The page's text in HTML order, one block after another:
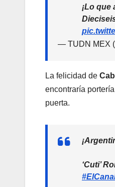
¡Lo que
— TUDN MEX
La felicidad de
encontraría
puerta.
‘Cuti’